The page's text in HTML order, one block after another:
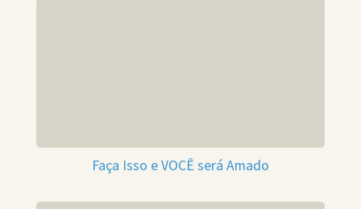
Faça Isso e VOCÊ será Amado